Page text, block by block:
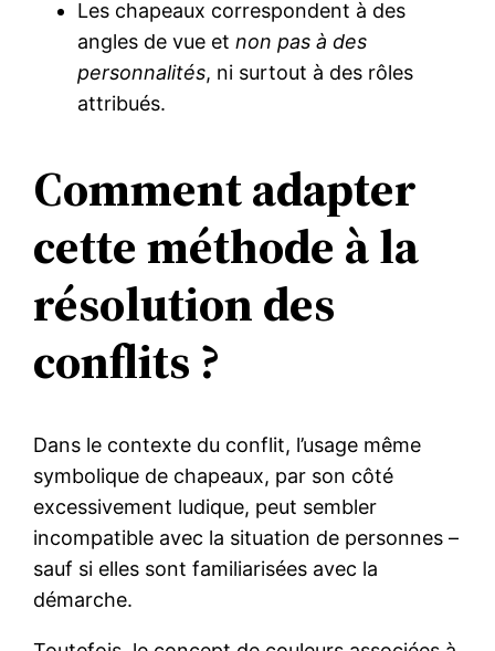
Les chapeaux correspondent à des
angles de vue etnon pas à des
personnalités, ni surtout à des rôles
attribués.
Comment adapter
cette méthode à la
résolution des
conflits ?
Dans le contexte du conflit, l’usage même
symbolique de chapeaux, par son côté
excessivement ludique, peut sembler
incompatible avec la situation de personnes –
sauf si elles sont familiarisées avec la
démarche.